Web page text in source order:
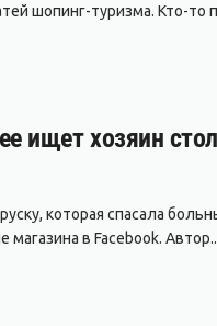
шопинг-туризма. Кто-то
ищет хозяин
которая спасала
в Facebook.